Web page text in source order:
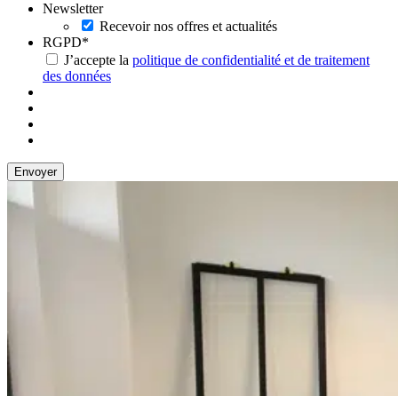
Newsletter
Recevoir nos offres et actualités
RGPD*
J’accepte la politique de confidentialité et de traitement
des données